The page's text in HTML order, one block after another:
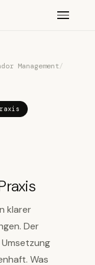
Management/
klarer
Der
Was